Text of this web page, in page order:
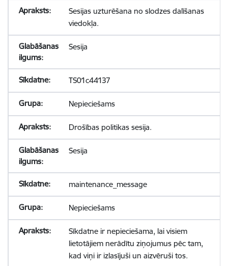
Sesijas uzturēšana no slodzes dalīšanas
viedokļa.
Sesija
TS01c44137
Nepieciešams
Drošības politikas sesija.
Sesija
maintenance_message
Nepieciešams
Sīkdatne ir nepieciešama, lai visiem
lietotājiem nerādītu ziņojumus pēc tam,
kad viņi ir izlasījuši un aizvēruši tos.